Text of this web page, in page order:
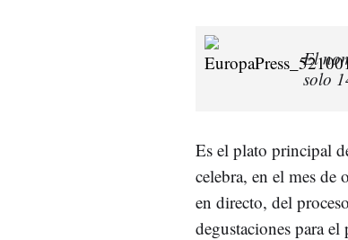
El
solo
Es el plato principal
celebra, en el mes de
en directo, del
degustaciones para